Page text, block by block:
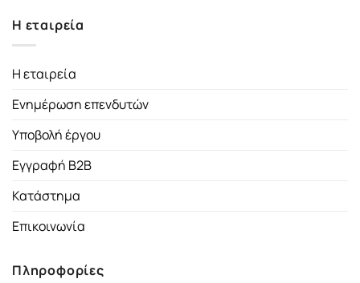
Η εταιρεία
Η εταιρεία
Ενημέρωση επενδυτών
Υποβολή έργου
Εγγραφή B2B
Κατάστημα
Επικοινωνία
Πληροφορίες